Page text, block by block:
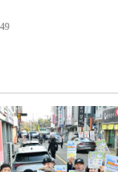
중독 예방 집중 관리
폭염 극복 생수 나눔